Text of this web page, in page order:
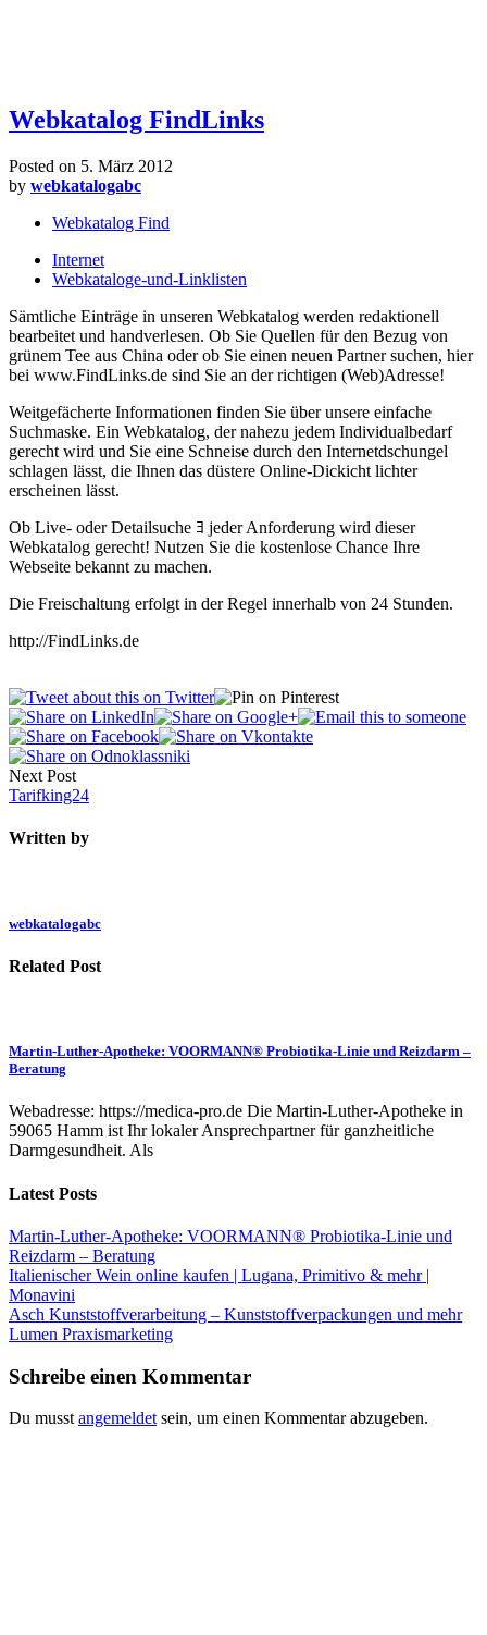
Webkatalog FindLinks
Posted on 5. März 2012
by webkatalogabc
Webkatalog Find
Internet
Webkataloge-und-Linklisten
Sämtliche Einträge in unseren Webkatalog werden redaktionell
bearbeitet und handverlesen. Ob Sie Quellen für den Bezug von
grünem Tee aus China oder ob Sie einen neuen Partner suchen, hier
bei www.FindLinks.de sind Sie an der richtigen (Web)Adresse!
Weitgefächerte Informationen finden Sie über unsere einfache
Suchmaske. Ein Webkatalog, der nahezu jedem Individualbedarf
gerecht wird und Sie eine Schneise durch den Internetdschungel
schlagen lässt, die Ihnen das düstere Online-Dickicht lichter
erscheinen lässt.
Ob Live- oder Detailsuche ﾖ jeder Anforderung wird dieser
Webkatalog gerecht! Nutzen Sie die kostenlose Chance Ihre
Webseite bekannt zu machen.
Die Freischaltung erfolgt in der Regel innerhalb von 24 Stunden.
http://FindLinks.de
Next Post
Tarifking24
Written by
webkatalogabc
Related Post
Martin-Luther-Apotheke: VOORMANN® Probiotika-Linie und Reizdarm –
Beratung
Webadresse: https://medica-pro.de Die Martin-Luther-Apotheke in
59065 Hamm ist Ihr lokaler Ansprechpartner für ganzheitliche
Darmgesundheit. Als
Latest Posts
Martin-Luther-Apotheke: VOORMANN® Probiotika-Linie und
Reizdarm – Beratung
Italienischer Wein online kaufen | Lugana, Primitivo & mehr |
Monavini
Asch Kunststoffverarbeitung – Kunststoffverpackungen und mehr
Lumen Praxismarketing
Schreibe einen Kommentar
Du musst angemeldet sein, um einen Kommentar abzugeben.